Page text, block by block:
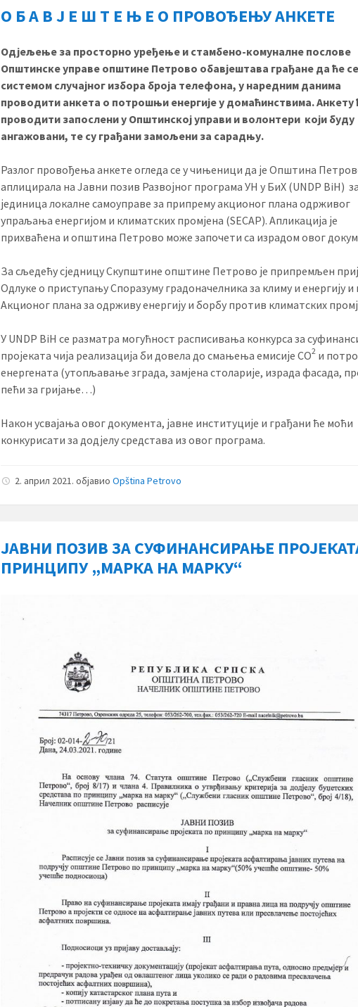
О Б А В Ј Е Ш Т Е Њ Е О ПРОВОЂЕЊУ АНКЕТЕ
Одјељење за просторно уређење и стамбено-комуналне послове
Општинске управе општине Петрово обавјештава грађане да ће
системом случајног избора броја телефона, у наредним данима
проводити анкета о потрошњи енергије у домаћинствима. Анкету
проводити запослени у Општинској управи и волонтери који буду
ангажовани, те су грађани замољени за сарадњу.
Разлог провођења анкете огледа се у чињеници да је Општина
аплицирала на Јавни позив Развојног програма УН у БиХ (UNDP BiH)
јединица локалне самоуправе за припрему акционог плана одрживог
упраљања енергијом и климатских промјена (SECAP). Апликација је
прихваћена и општина Петрово може започети са израдом овог
За сљедећу сједницу Скупштине општине Петрово је припремљен
Одлуке о приступању Споразуму градоначелника за климу и енергију и
Акционог плана за одрживу енергију и борбу против климатских
У UNDP BiH се разматра могућност расписивања конкурса за
пројеката чија реализација би довела до смањења емисије CO2 и
енергената (утопљавање зграда, замјена столарије, израда фасада,
пећи за гријање…)
Након усвајања овог документа, јавне институције и грађани ће моћи
конкурисати за додјелу средстава из овог програма.
2. април 2021.објавиоOpština Petrovo
ЈАВНИ ПОЗИВ ЗА СУФИНАНСИРАЊЕ
ПРИНЦИПУ „МАРКА НА МАРКУ“